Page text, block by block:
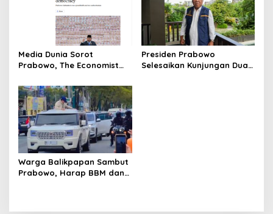
Media Dunia Sorot
Prabowo, The Economist
Otoriter dan Boros
Presiden Prabowo
Selesaikan Kunjungan Dua
Warga Balikpapan Sambut
Prabowo, Harap BBM dan